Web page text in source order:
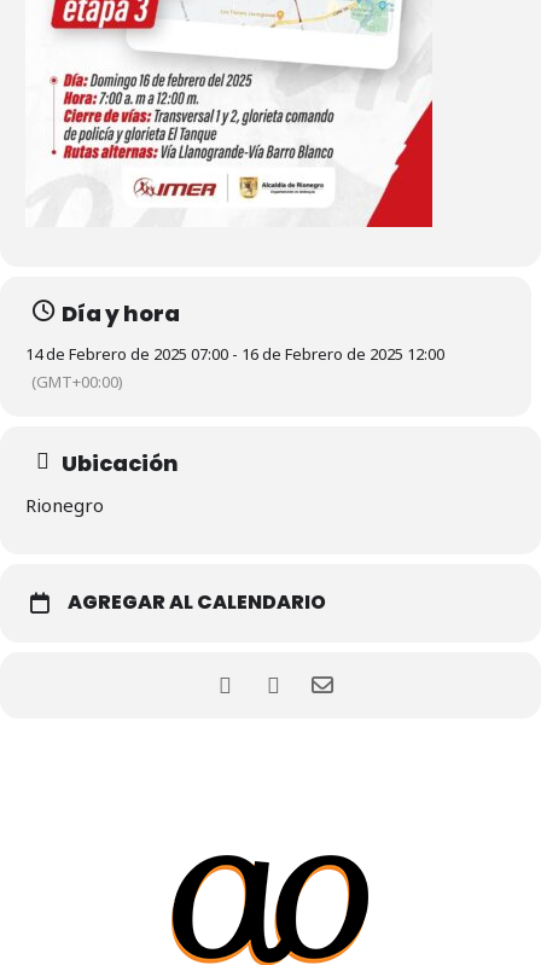
Día y hora
14 de Febrero de 2025 07:00 - 16 de Febrero de 2025 12:00
(GMT+00:00)
Ubicación
Rionegro
AGREGAR AL CALENDARIO